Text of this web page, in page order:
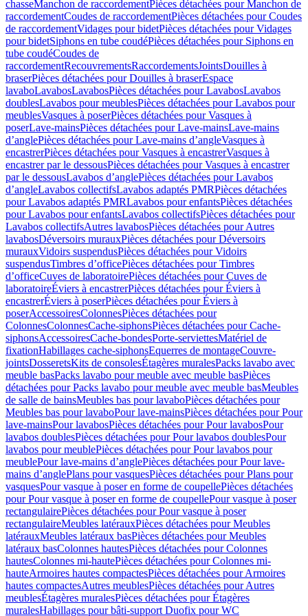
chasseManchon de raccordementPièces détachées pour Manchon de
raccordementCoudes de raccordementPièces détachées pour Coudes
de raccordementVidages pour bidetPièces détachées pour Vidages
pour bidetSiphons en tube coudéPièces détachées pour Siphons en
tube coudéCoudes de
raccordementRecouvrementsRaccordementsJointsDouilles à
braserPièces détachées pour Douilles à braserEspace
lavaboLavabosLavabosPièces détachées pour LavabosLavabos
doublesLavabos pour meublesPièces détachées pour Lavabos pour
meublesVasques à poserPièces détachées pour Vasques à
poserLave-mainsPièces détachées pour Lave-mainsLave-mains
d’anglePièces détachées pour Lave-mains d’angleVasques à
encastrerPièces détachées pour Vasques à encastrerVasques à
encastrer par le dessousPièces détachées pour Vasques à encastrer
par le dessousLavabos d’anglePièces détachées pour Lavabos
d’angleLavabos collectifsLavabos adaptés PMRPièces détachées
pour Lavabos adaptés PMRLavabos pour enfantsPièces détachées
pour Lavabos pour enfantsLavabos collectifsPièces détachées pour
Lavabos collectifsAutres lavabosPièces détachées pour Autres
lavabosDéversoirs murauxPièces détachées pour Déversoirs
murauxVidoirs suspendusPièces détachées pour Vidoirs
suspendusTimbres dʼofficePièces détachées pour Timbres
dʼofficeCuves de laboratoirePièces détachées pour Cuves de
laboratoireÉviers à encastrerPièces détachées pour Éviers à
encastrerÉviers à poserPièces détachées pour Éviers à
poserAccessoiresColonnesPièces détachées pour
ColonnesColonnesCache-siphonsPièces détachées pour Cache-
siphonsAccessoiresCache-bondesPorte-serviettesMatériel de
fixationHabillages cache-siphonsEquerres de montageCouvre-
jointsDosseretsKits de consolesÉtagères muralesPacks lavabo avec
meuble basPacks lavabo pour meuble avec meuble basPièces
détachées pour Packs lavabo pour meuble avec meuble basMeubles
de salle de bainsMeubles bas pour lavaboPièces détachées pour
Meubles bas pour lavaboPour lave-mainsPièces détachées pour Pour
lave-mainsPour lavabosPièces détachées pour Pour lavabosPour
lavabos doublesPièces détachées pour Pour lavabos doublesPour
lavabos pour meublePièces détachées pour Pour lavabos pour
meublePour lave-mains d’anglePièces détachées pour Pour lave-
mains d’anglePlans pour vasquesPièces détachées pour Plans pour
vasquesPour vasque à poser en forme de coupellePièces détachées
pour Pour vasque à poser en forme de coupellePour vasque à poser
rectangulairePièces détachées pour Pour vasque à poser
rectangulaireMeubles latérauxPièces détachées pour Meubles
latérauxMeubles latéraux basPièces détachées pour Meubles
latéraux basColonnes hautesPièces détachées pour Colonnes
hautesColonnes mi-hautePièces détachées pour Colonnes mi-
hauteArmoires hautes compactesPièces détachées pour Armoires
hautes compactesAutres meublesPièces détachées pour Autres
meublesÉtagères muralesPièces détachées pour Étagères
muralesHabillages pour bâti-support Duofix pour WC